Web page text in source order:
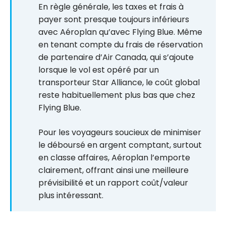
En règle générale, les taxes et frais à
payer sont presque toujours inférieurs
avec Aéroplan qu’avec Flying Blue. Même
en tenant compte du frais de réservation
de partenaire d’Air Canada, qui s’ajoute
lorsque le vol est opéré par un
transporteur Star Alliance, le coût global
reste habituellement plus bas que chez
Flying Blue.
Pour les voyageurs soucieux de minimiser
le déboursé en argent comptant, surtout
en classe affaires, Aéroplan l’emporte
clairement, offrant ainsi une meilleure
prévisibilité et un rapport coût/valeur
plus intéressant.